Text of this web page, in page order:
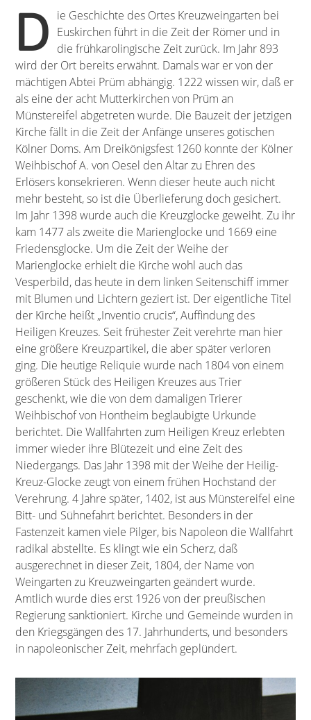
D ie Geschichte des Ortes Kreuzweingarten bei
Euskirchen führt in die Zeit der Römer und in
die frühkarolingische Zeit zurück. Im Jahr 893
wird der Ort bereits erwähnt. Damals war er von der
mächtigen Abtei Prüm abhängig. 1222 wissen wir, daß er
als eine der acht Mutterkirchen von Prüm an
Münstereifel abgetreten wurde. Die Bauzeit der jetzigen
Kirche fällt in die Zeit der Anfänge unseres gotischen
Kölner Doms. Am Dreikönigsfest 1260 konnte der Kölner
Weihbischof A. von Oesel den Altar zu Ehren des
Erlösers konsekrieren. Wenn dieser heute auch nicht
mehr besteht, so ist die Überlieferung doch gesichert.
Im Jahr 1398 wurde auch die Kreuzglocke geweiht. Zu ihr
kam 1477 als zweite die Marienglocke und 1669 eine
Friedensglocke. Um die Zeit der Weihe der
Marienglocke erhielt die Kirche wohl auch das
Vesperbild, das heute in dem linken Seitenschiff immer
mit Blumen und Lichtern geziert ist. Der eigentliche Titel
der Kirche heißt „Inventio crucis“, Auffindung des
Heiligen Kreuzes. Seit frühester Zeit verehrte man hier
eine größere Kreuzpartikel, die aber später verloren
ging. Die heutige Reliquie wurde nach 1804 von einem
größeren Stück des Heiligen Kreuzes aus Trier
geschenkt, wie die von dem damaligen Trierer
Weihbischof von Hontheim beglaubigte Urkunde
berichtet. Die Wallfahrten zum Heiligen Kreuz erlebten
immer wieder ihre Blütezeit und eine Zeit des
Niedergangs. Das Jahr 1398 mit der Weihe der Heilig-
Kreuz-Glocke zeugt von einem frühen Hochstand der
Verehrung. 4 Jahre später, 1402, ist aus Münstereifel eine
Bitt- und Sühnefahrt berichtet. Besonders in der
Fastenzeit kamen viele Pilger, bis Napoleon die Wallfahrt
radikal abstellte. Es klingt wie ein Scherz, daß
ausgerechnet in dieser Zeit, 1804, der Name von
Weingarten zu Kreuzweingarten geändert wurde.
Amtlich wurde dies erst 1926 von der preußischen
Regierung sanktioniert. Kirche und Gemeinde wurden in
den Kriegsgängen des 17. Jahrhunderts, und besonders
in napoleonischer Zeit, mehrfach geplündert.